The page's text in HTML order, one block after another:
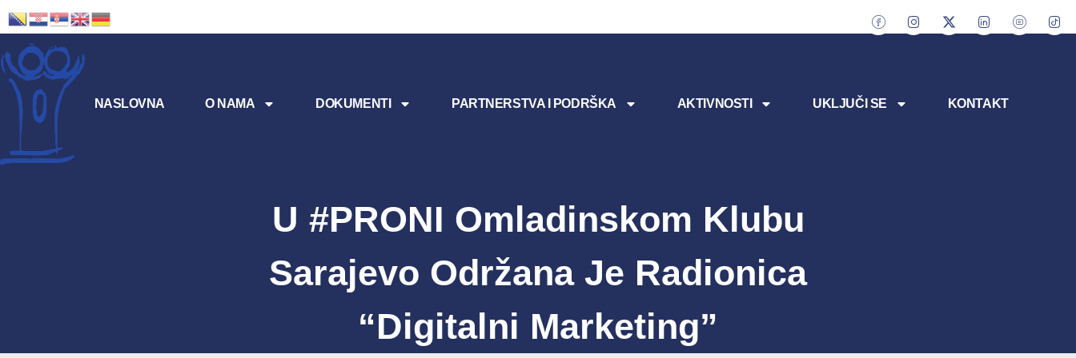
NASLOVNA O NAMA DOKUMENTI PARTNERSTVA I PODRŠKA AKTIVNOSTI UKLJUČI SE KONTAKT
U #PRONI Omladinskom Klubu
Sarajevo Održana Je Radionica
“Digitalni Marketing”